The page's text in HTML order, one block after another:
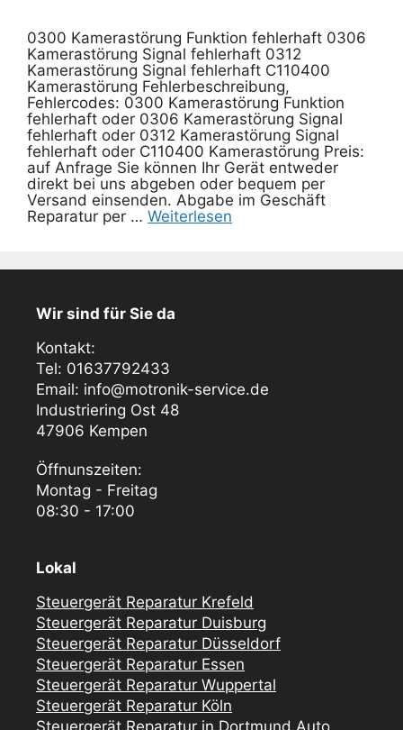
0300 Kamerastörung Funktion fehlerhaft 0306
Kamerastörung Signal fehlerhaft 0312
Kamerastörung Signal fehlerhaft C110400
Kamerastörung Fehlerbeschreibung,
Fehlercodes: 0300 Kamerastörung Funktion
fehlerhaft oder 0306 Kamerastörung Signal
fehlerhaft oder 0312 Kamerastörung Signal
fehlerhaft oder C110400 Kamerastörung Preis:
auf Anfrage Sie können Ihr Gerät entweder
direkt bei uns abgeben oder bequem per
Versand einsenden. Abgabe im Geschäft
Reparatur per … Weiterlesen
Wir sind für Sie da
Kontakt:
Tel: 01637792433
Email: info@motronik-service.de
Industriering Ost 48
47906 Kempen
Öffnunszeiten:
Montag - Freitag
08:30 - 17:00
Lokal
Steuergerät Reparatur Krefeld
Steuergerät Reparatur Duisburg
Steuergerät Reparatur Düsseldorf
Steuergerät Reparatur Essen
Steuergerät Reparatur Wuppertal
Steuergerät Reparatur Köln
Steuergerät Reparatur in Dortmund Auto